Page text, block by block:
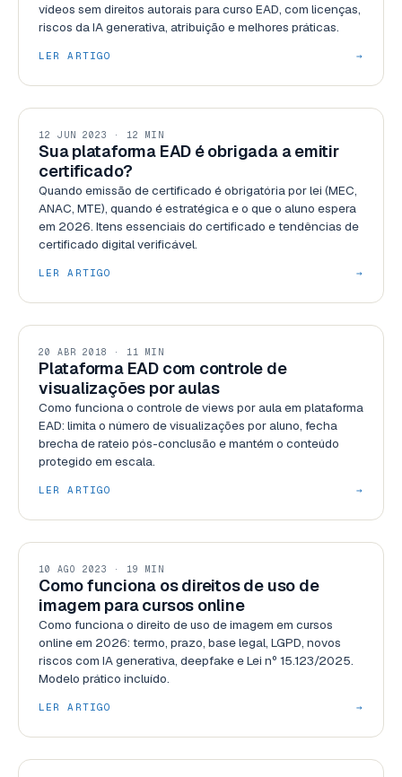
vídeos sem direitos autorais para curso EAD, com licenças,
riscos da IA generativa, atribuição e melhores práticas.
LER ARTIGO →
PLATAFORMAS
12 JUN 2023 · 12 MIN
Sua plataforma EAD é obrigada a emitir
certificado?
Quando emissão de certificado é obrigatória por lei (MEC,
ANAC, MTE), quando é estratégica e o que o aluno espera
em 2026. Itens essenciais do certificado e tendências de
certificado digital verificável.
LER ARTIGO →
SEGURANÇA
20 ABR 2018 · 11 MIN
Plataforma EAD com controle de
visualizações por aulas
Como funciona o controle de views por aula em plataforma
EAD: limita o número de visualizações por aluno, fecha
brecha de rateio pós-conclusão e mantém o conteúdo
protegido em escala.
LER ARTIGO →
SEGURANÇA
10 AGO 2023 · 19 MIN
Como funciona os direitos de uso de
imagem para cursos online
Como funciona o direito de uso de imagem em cursos
online em 2026: termo, prazo, base legal, LGPD, novos
riscos com IA generativa, deepfake e Lei nº 15.123/2025.
Modelo prático incluído.
LER ARTIGO →